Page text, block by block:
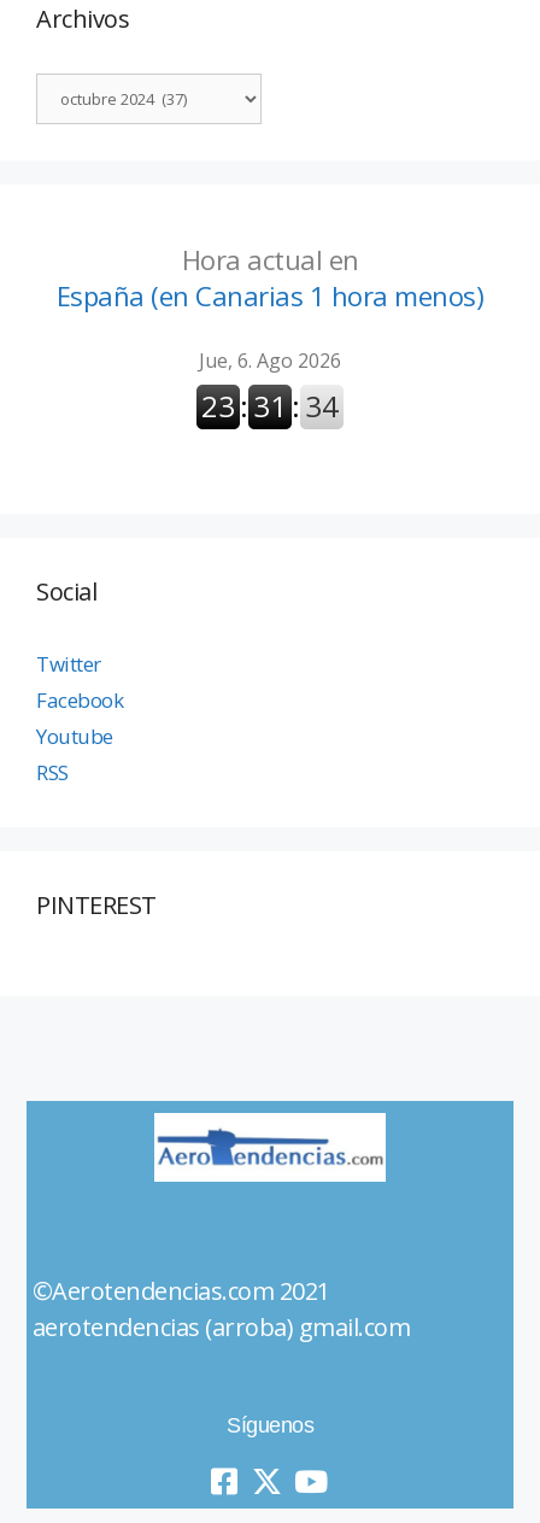
Archivos
Hora actual en
España (en Canarias 1 hora menos)
Social
Twitter
Facebook
Youtube
RSS
PINTEREST
©Aerotendencias.com 2021
aerotendencias (arroba) gmail.com
Síguenos